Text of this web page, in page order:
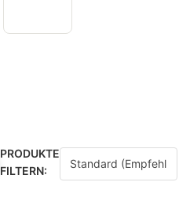
PRODUKTE
FILTERN: